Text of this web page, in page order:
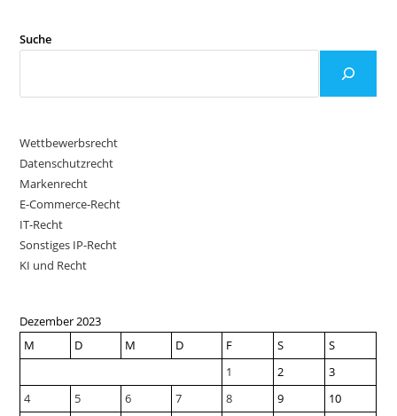
Suche
Wettbewerbsrecht
Datenschutzrecht
Markenrecht
E-Commerce-Recht
IT-Recht
Sonstiges IP-Recht
KI und Recht
Dezember 2023
M
D M D F S
S
1
2
3
4
5 6 7 8 9
10